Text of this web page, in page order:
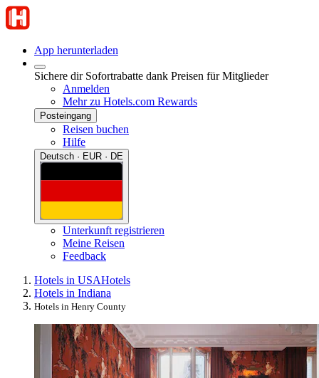
App herunterladen
Sichere dir Sofortrabatte dank Preisen für Mitglieder
Anmelden
Mehr zu Hotels.com Rewards
Posteingang
Reisen buchen
Hilfe
Deutsch · EUR · DE
Unterkunft registrieren
Meine Reisen
Feedback
Hotels in USAHotels
Hotels in Indiana
Hotels in Henry County